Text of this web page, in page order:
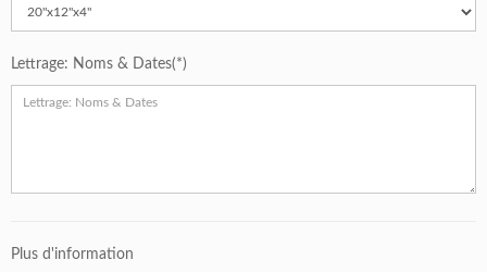
Lettrage: Noms & Dates
Plus d'information